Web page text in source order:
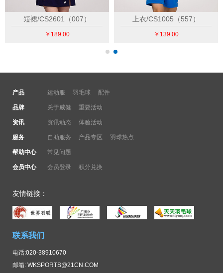
短裙/CS2601（007）
￥189.00
上衣/CS1005（557）
￥139.00
产品 运动服 羽毛球 配件
品牌 关于威健 重要活动
资讯 资讯动态 体验活动
服务 自助服务 产品专区 羽球热点
帮助中心 常见问题
会员中心 会员登录 积分兑换
友情链接：
联系我们
电话:020-38910670
邮箱: WKSPORTS@21CN.COM